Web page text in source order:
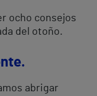
ocho consejos
del otoño.
abrigar